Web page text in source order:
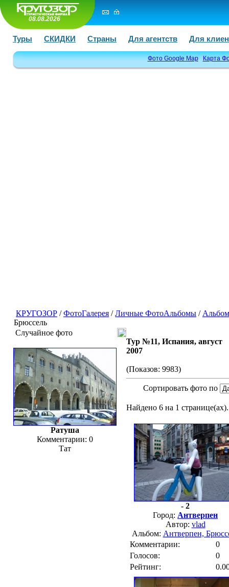
08.08.2026
Туры СКИДКИ Страны Для агентств Для
Фото Google Map Карта
КРУГОЗОР /ФотоГалерея /Личные ФотоАльбомы /
Брюссель
Случайное фото
Ратуша
Комментарии: 0
Тат
Тур №11, Испания, август
2007
(Показов: 9983)
Сортировать фото по
Найдено 6 на 1
- 2
Город: Антверпен
Автор: vlad
Альбом: Антверпен,
Комментарии:
0
Голосов:
0
Рейтинг: